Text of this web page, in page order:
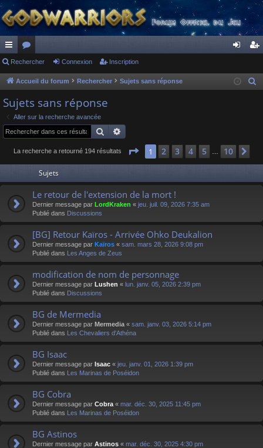
ac
co
ur
ci
s
or
u
s
ne cri
Rechercher Connexion Inscription
Accueil du forum Rechercher Sujets sans réponse
e
Sujets sans réponse
Aller sur la recherche avancée
Rechercher
La recherche a retourné 194 résultats Page 1sur 10
1 2 3 4 5 10
Sujets
Le retour de l'extension de la mort !
Dernier message par LordKraken « jeu. juil. 09, 2026 7:35 am
Publié dans Discussions
[BG] Retour Kaïros - Arrivée Ohko Deukalion
Dernier message par Kaïros « sam. mars 28, 2026 9:08 pm
Publié dans Les Anges de Zeus
modification de nom de personnage
Dernier message par Lushen « lun. janv. 05, 2026 2:39 pm
Publié dans Discussions
BG de Mermedia
Dernier message par Mermedia « sam. janv. 03, 2026 5:14 pm
Publié dans Les Chevaliers d'Athéna
BG Isaac
Dernier message par Isaac « jeu. janv. 01, 2026 1:39 pm
Publié dans Les Marinas de Poséidon
BG Cobra
Dernier message par Cobra « mar. déc. 30, 2025 11:45 pm
Publié dans Les Marinas de Poséidon
BG Astinos
Dernier message par Astinos « mar. déc. 30, 2025 4:30 pm